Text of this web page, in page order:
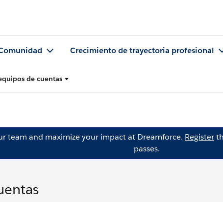
Crecimiento de trayectoria profesional
de cuentas
team and maximize your impact at Dreamforce. Register
passes.